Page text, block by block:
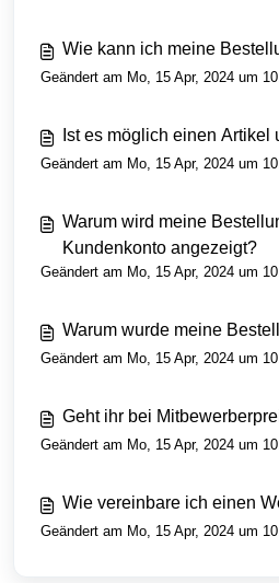
Wie kann ich meine
Geändert am Mo, 15 Apr, 2024 um
Ist es möglich einen Artikel
Geändert am Mo, 15 Apr, 2024 um
Warum wird meine
Kundenkonto angezeigt?
Geändert am Mo, 15 Apr, 2024 um
Warum wurde meine
Geändert am Mo, 15 Apr, 2024 um
Geht ihr bei
Geändert am Mo, 15 Apr, 2024 um
Wie vereinbare ich einen
Geändert am Mo, 15 Apr, 2024 um